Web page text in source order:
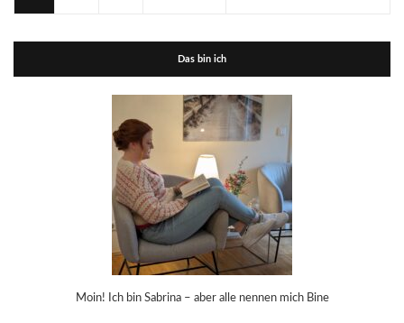
Das bin ich
Moin! Ich bin Sabrina – aber alle nennen mich Bine